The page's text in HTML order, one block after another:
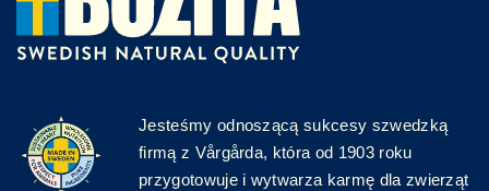
Jesteśmy odnoszącą sukcesy szwedzką
firmą z Vårgårda, która od 1903 roku
przygotowuje i wytwarza karmę dla zwierząt